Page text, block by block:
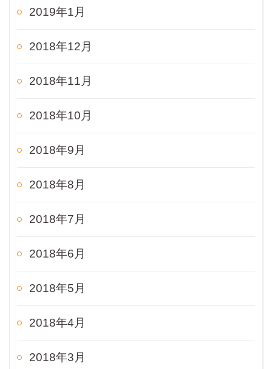
2019年1月
2018年12月
2018年11月
2018年10月
2018年9月
2018年8月
2018年7月
2018年6月
2018年5月
2018年4月
2018年3月